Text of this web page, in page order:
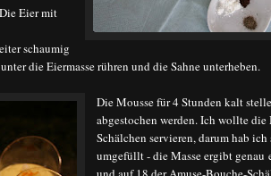
Die Eier mit
schaumig
die Eiermasse rühren und die Sahne unterheben.
Die Mousse für 4 Stunden kalt
abgestochen werden. Ich wollte die
Schälchen servieren, darum hab
umgefüllt - die Masse ergibt genau